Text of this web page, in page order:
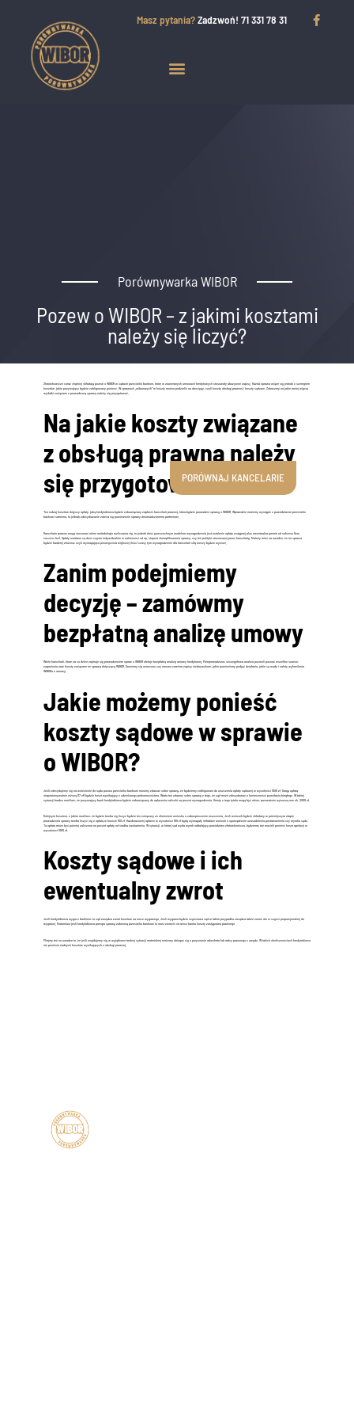
Masz pytania?Zadzwoń! 71 331 78 31
PORÓWNAJ KANCELARIE
Porównywarka WIBOR
Pozew o WIBOR – z jakimi kosztami
należy się liczyć?
Złotówkowicze coraz chętniej składają pozew o WIBOR w sądach przeciwko bankom, które w zawieranych umowach kredytowych stosowały abuzywne zapisy. Każda sprawa wiąże się jednak z szeregiem
kosztów, jakie pozywający będzie zobligowany ponieść. W sprawach „wiborowych” te koszty można podzielić na dwa typy, czyli koszty obsługi prawnej i koszty sądowe. Zobaczmy na jakie mniej więcej
wydatki związane z prowadzoną sprawą należy się przygotować.
Na jakie koszty związane
z obsługą prawną należy
się przygotować?
Ten rodzaj kosztów dotyczy opłaty, jaką kredytobiorca będzie zobowiązany zapłacić kancelarii prawnej, która będzie prowadzić sprawę o WIBOR. Wprawdzie możemy wystąpić z powództwem przeciwko
bankowi samemu, to jednak zdecydowanie zaleca się powierzenie sprawy doświadczonemu partnerowi.
Kancelarie prawne mogą stosować różne metodologie rozliczania się, to jednak dość powszechnym modelem wynagrodzenia jest ustalenie opłaty wstępnej plus ewentualna premia od sukcesu (tzw.
success fee). Opłaty ustalane są dość często indywidualnie w zależności od np. stopnia skomplikowania sprawy, czy też polityki stosowanej przez kancelarię. Należy mieć na uwadze, że im sprawa
będzie bardziej złożona, czyli wymagająca poświęcenia większej ilości czasy tym wynagrodzenie dla kancelarii siłą rzeczy będzie wyższe.
Zanim podejmiemy
decyzję – zamówmy
bezpłatną analizę umowy
Wiele kancelarii, które na co dzień zajmuje się prowadzeniem spraw o WIBOR oferuje bezpłatną analizę umowy kredytowej. Przeprowadzona, szczegółowa analiza pozwoli poznać wszelkie szanse,
zagrożenia oraz koszty związane ze sprawą dotyczącą WIBOR. Dowiemy się wówczas czy umowa zawiera zapisy niedozwolone, jakie powinniśmy podjąć działania, jakie są wady i zalety wykreślenia
WIBORu z umowy.
Jakie możemy ponieść
koszty sądowe w sprawie
o WIBOR?
Jeśli zdecydujemy się na wniesienie do sądu pozwu przeciwko bankowi musimy zdawać sobie sprawę, że będziemy zobligowani do uiszczenia opłaty sądowej w wysokości 1000 zł. Drugą opłatą
nieporównywalnie niższą (17 zł) będzie koszt wynikający z udzielonego pełnomocnictwa. Warto też zdawać sobie sprawę z tego, że sąd może zdecydować o konieczności powołania biegłego. W takiej
sytuacji bardzo możliwe, że pozywający bank kredytobiorca będzie zobowiązany do opłacenia zaliczki na poczet wynagrodzenia. Kwoty z tego tytułu mogą być różne, przeważnie wynoszą one ok. 2000 zł.
Kolejnym kosztem, z jakim możliwe, że będzie trzeba się liczyć będzie ten związany ze złożeniem wniosku o zabezpieczenie roszczenia. Jeśli wniosek będzie składany w późniejszym etapie
prowadzenia sprawy trzeba liczyć się z opłatą w kwocie 100 zł. Każdorazowej opłacie w wysokości 100 zł będą wymagały składane wnioski o sporządzenie uzasadnienia postanowienia czy wyroku sądu.
Ta opłata może być później zaliczona na poczet opłaty od środka zaskarżenia. W sytuacji, w której sąd wyda wyrok oddalający powództwo złotówkowicza, będziemy też musieli ponieść koszt apelacji w
wysokości 1000 zł.
Koszty sądowe i ich
ewentualny zwrot
Jeśli kredytobiorca wygra z bankiem, to sąd zasądza zwrot kosztów na rzecz wygranego. Jeśli wygrana będzie częściowa sąd w takim przypadku zasądza także zwrot, ale w części proporcjonalnej do
wygranej. Natomiast jeśli kredytobiorca przegra sprawę założoną przeciwko bankowi to musi zwrócić na rzecz banku koszty zastępstwa prawnego.
Miejmy też na uwadze to, że jeśli znajdujemy się w wyjątkowo trudnej sytuacji materialnej możemy ubiegać się o przyznanie adwokata lub radcy prawnego z urzędu. W takich okolicznościach kredytobiorca
nie poniesie żadnych kosztów wynikających z obsługi prawnej.